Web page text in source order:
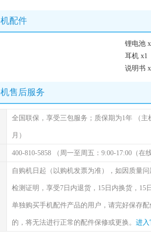
配件
锂电池
耳机 x1
说明书
售后服务
全国联保，享受三包服务；质保期为1年 （
月）
400-810-5858 （周一至周五：9:00-17:00（在
自购机日起（以购机发票为准），如因质量
检测证明，享受7日内退货，15日内换货，
单独购买手机配件产品的用户，请完好保存
的，将无法进行正常的配件保修或更换。 进入